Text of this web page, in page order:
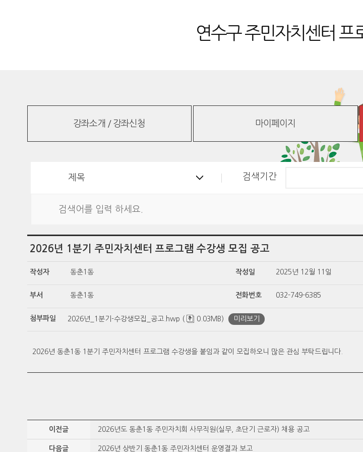
연수구 주민자치센터 프
강좌소개 / 강좌신청 마이페이지
검색기간
2026년 1분기 주민자치센터 프로그램 수강생 모집 공고
작성자 동춘1동 작성일 2025년 12월 11일
부서 동춘1동 전화번호 032-749-6385
첨부파일 2026년_1분기-수강생모집_공고.hwp ( 0.03MB) 미리보기
2026년 동춘1동 1분기 주민자치센터 프로그램 수강생을 붙임과 같이 모집하오니 많은 관심 부탁드립니다.
이전글 2026년도 동춘1동 주민자치회 사무직원(실무, 초단기 근로자) 채용 공고
다음글 2026년 상반기 동춘1동 주민자치센터 운영결과 보고